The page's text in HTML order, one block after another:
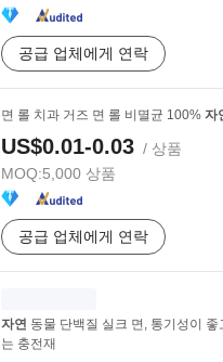
공급 업체에게 연락
면 롤 치과 거즈 면 롤 비멸균 100% 자
US$0.01-0.03 / 상품
MOQ:5,000 상품
공급 업체에게 연락
자연 동물 단백질 실크 면, 통기성이
는 충전재